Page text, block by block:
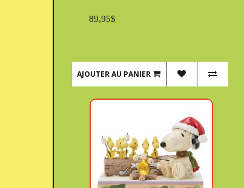
89,95$
AJOUTER AU PANIER